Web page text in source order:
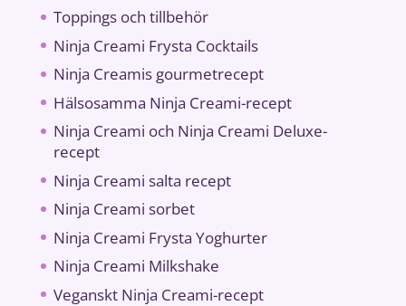
Toppings och tillbehör
Ninja Creami Frysta Cocktails
Ninja Creamis gourmetrecept
Hälsosamma Ninja Creami-recept
Ninja Creami och Ninja Creami Deluxe-
recept
Ninja Creami salta recept
Ninja Creami sorbet
Ninja Creami Frysta Yoghurter
Ninja Creami Milkshake
Veganskt Ninja Creami-recept